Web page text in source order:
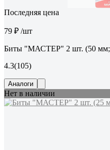
Последняя цена
79 ₽ /шт
Биты "МАСТЕР" 2 шт. (50 мм;
4.3(105)
Аналоги
Нет в наличии